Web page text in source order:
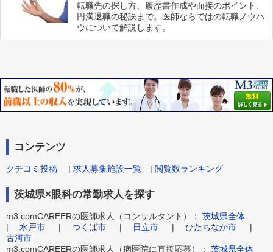
転職先の探し方、履歴書作成や面接のポイント、
円満退職の秘訣まで。医師ならではの転職ノウハ
ウについて解説します。
コンテンツ
クチコミ投稿 | 求人募集施設一覧 | 閲覧数ランキング
茨城県×眼科の常勤求人を探す
m3.comCAREERの医師求人（コンサルタント）： 茨城県全体
| 水戸市 | つくば市 | 日立市 | ひたちなか市 |
古河市
m3.comCAREERの医師求人（病医院に直接応募）： 茨城県全体